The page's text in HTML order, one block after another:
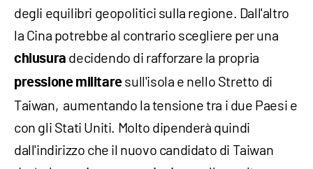
degli equilibri geopolitici sulla regione. Dall'altro
la Cina potrebbe al contrario scegliere per una
chiusura decidendo di rafforzare la propria
pressione militaresull'isola e nello Stretto di
Taiwan, aumentando la tensione tra i due Paesi e
con gli Stati Uniti. Molto dipenderà quindi
dall'indirizzo che il nuovo candidato di Taiwan